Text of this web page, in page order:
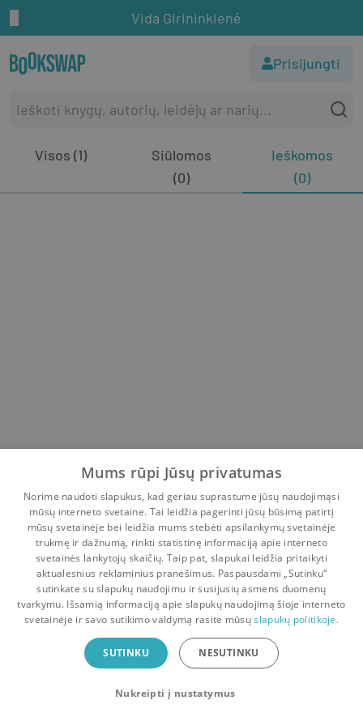
Vida Girininkienė
Prisijungti
Visos (1)
Siūlomos
(0)
Ieškomos
(0)
Pradinis Krepšelis Pokalbiai Pranešimai Paskyra
Bookswap programėlė
Mainykis knygomis dar patogiau!
Uždaryti
Mums rūpi Jūsų privatumas
Norime naudoti slapukus, kad geriau suprastume jūsų naudojimąsi
mūsų interneto svetaine. Tai leidžia pagerinti jūsų būsimą patirtį
mūsų svetainėje bei leidžia mums stebėti apsilankymų svetainėje
trukmę ir dažnumą, rinkti statistinę informaciją apie interneto
svetainės lankytojų skaičių. Taip pat, slapukai leidžia pritaikyti
aktualesnius reklaminius pranešimus. Paspausdami „Sutinku“
sutinkate su slapukų naudojimu ir susijusių asmens duomenų
tvarkymu. Išsamią informaciją apie slapukų naudojimą šioje interneto
svetainėje ir savo sutikimo valdymą rasite mūsųslapukų politikoje.
SUTINKU NESUTINKU
Nukreipti į nustatymus